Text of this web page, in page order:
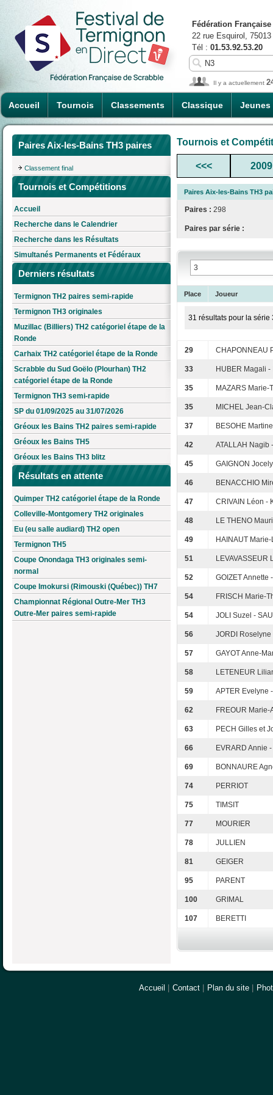
Accueil Tournois Classements Classique Jeunes
Fédération
22 rue Esquirol,
Tél : 01.53.92.53.20
Il y a actuellement
Paires Aix-les-Bains TH3 paires
Classement final
Tournois et Compétitions
Accueil
Recherche dans le Calendrier
Recherche dans les Résultats
Simultanés Permanents et Fédéraux
Derniers résultats
Termignon TH2 paires semi-rapide
Termignon TH3 originales
Muzillac (Billiers) TH2 catégoriel étape de la
Ronde
Carhaix TH2 catégoriel étape de la Ronde
Scrabble du Sud Goëlo (Plourhan) TH2
catégoriel étape de la Ronde
Termignon TH3 semi-rapide
SP du 01/09/2025 au 31/07/2026
Gréoux les Bains TH2 paires semi-rapide
Gréoux les Bains TH5
Gréoux les Bains TH3 blitz
Résultats en attente
Quimper TH2 catégoriel étape de la Ronde
Colleville-Montgomery TH2 originales
Eu (eu salle audiard) TH2 open
Termignon TH5
Coupe Onondaga TH3 originales semi-
normal
Coupe Imokursi (Rimouski (Québec)) TH7
Championnat Régional Outre-Mer TH3
Outre-Mer paires semi-rapide
Tournois et
<<< 2009
Paires Aix-les-Bains TH3
Paires : 298
Paires par série :
Place Joueur
31 résultats pour la série
29 CHAPONNEAU
33 HUBER Magali
35 MAZARS Marie-
35 MICHEL Jean-
37 BESOHE
42 ATALLAH Nagib
45 GAIGNON
46 BENACCHIO
47 CRIVAIN Léon -
48 LE THENO
49 HAINAUT
51 LEVAVASSEUR
52 GOIZET Annette
54 FRISCH Marie-
54 JOLI Suzel -
56 JORDI
57 GAYOT Anne-
58 LETENEUR
59 APTER Evelyne
62 FREOUR
63 PECH Gilles et
66 EVRARD Annie
69 BONNAURE
74 PERRIOT
75 TIMSIT
77 MOURIER
78 JULLIEN
81 GEIGER
95 PARENT
100 GRIMAL
107 BERETTI
Accueil Contact Plan du site